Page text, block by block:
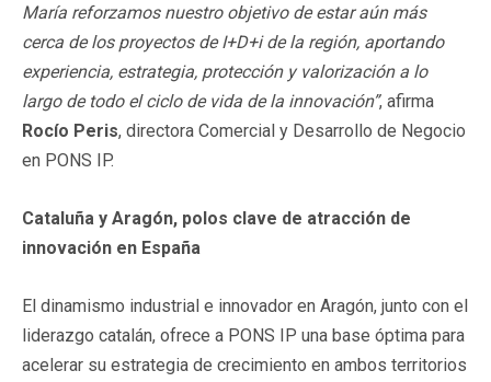
María reforzamos nuestro objetivo de estar aún más
cerca de los proyectos de I+D+i de la región, aportando
experiencia, estrategia, protección y valorización a lo
largo de todo el ciclo de vida de la innovación”, afirma
Rocío Peris, directora Comercial y Desarrollo de Negocio
en PONS IP.
Cataluña y Aragón, polos clave de atracción de
innovación en España
El dinamismo industrial e innovador en Aragón, junto con el
liderazgo catalán, ofrece a PONS IP una base óptima para
acelerar su estrategia de crecimiento en ambos territorios